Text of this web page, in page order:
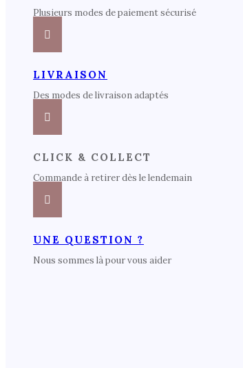
Plusieurs modes de paiement sécurisé
LIVRAISON
Des modes de livraison adaptés
CLICK & COLLECT
Commande à retirer dès le lendemain
UNE QUESTION ?
Nous sommes là pour vous aider